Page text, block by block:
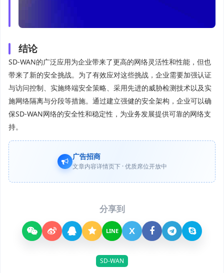
结论
SD-WAN的广泛应用为企业带来了更高的网络灵活性和性能，但也
带来了新的安全挑战。为了有效应对这些挑战，企业需要加强认证
与访问控制、实施终端安全策略、采用先进的威胁检测技术以及实
施网络隔离与分段等措施。通过建立强健的安全架构，企业可以确
保SD-WAN网络的安全性和稳定性，为业务发展提供可靠的网络支
持。
广告招商
文章内容详情页下 · 优质席位开放中
分享到
LINE X
SD-WAN